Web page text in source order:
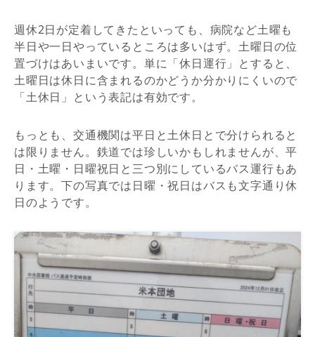
週休2日が定着してきたといっても、病院など土曜も
半日や一日やっているところは多いはず。土曜日の位
置づけはあいまいです。単に「休日運行」とすると、
土曜日は休日に含まれるのかどうか分かりにくいので
「土休日」という表記は有効です。
もっとも、交通機関は平日と土休日とで分けられると
は限りません。鉄道では珍しいかもしれませんが、平
日・土曜・日曜祝日と三つ別にしているバス運行もあ
ります。下の写真では日曜・祝日はバスも文字通り休
日のようです。